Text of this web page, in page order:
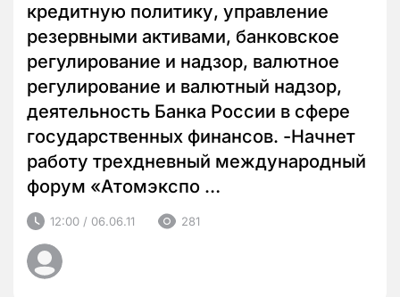
кредитную политику, управление
резервными активами, банковское
регулирование и надзор, валютное
регулирование и валютный надзор,
деятельность Банка России в сфере
государственных финансов. -Начнет
работу трехдневный международный
форум «Атомэкспо …
12:00 / 06.06.11 281